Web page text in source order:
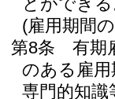
(雇用期間
第8条
有期
のある雇
専門的知識